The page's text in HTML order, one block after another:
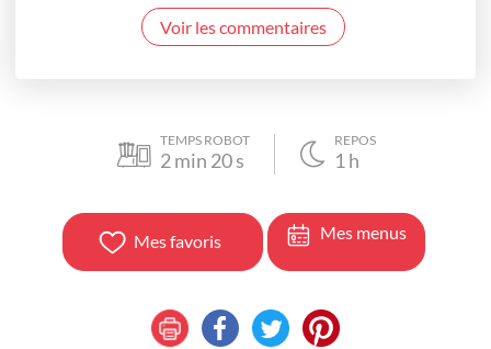
Voir les commentaires
TEMPS ROBOT
2min 20s
REPOS
1 h
Mes favoris Mes menus